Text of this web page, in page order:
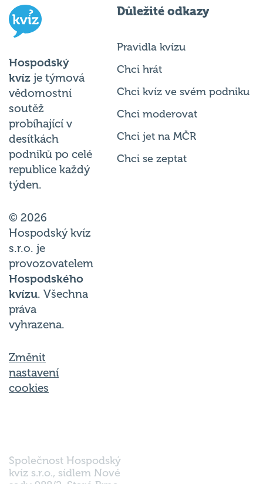
Hospodský
kvíz je týmová
vědomostní
soutěž
probíhající v
desítkách
podniků po celé
republice každý
týden.
© 2026
Hospodský kvíz
s.r.o. je
provozovatelem
Hospodského
kvízu. Všechna
práva
vyhrazena.
Změnit
nastavení
cookies
Důležité odkazy
Pravidla kvízu
Chci hrát
Chci kvíz ve svém podniku
Chci moderovat
Chci jet na MČR
Chci se zeptat
Společnost Hospodský
kvíz s.r.o., sídlem Nové